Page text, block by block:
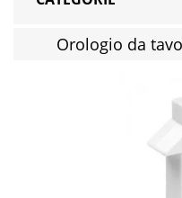
Orologio da